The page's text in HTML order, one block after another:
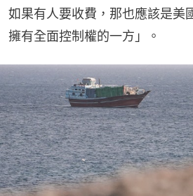
如果有人要收費，那也應該是美
擁有全面控制權的一方」。